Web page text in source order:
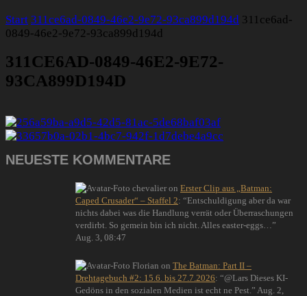
Start 311ce6ad-0849-46e2-9e72-93ca899d194d 311ce6ad-
0849-46e2-9e72-93ca899d194d
311CE6AD-0849-46E2-9E72-
93CA899D194D
NEUESTE KOMMENTARE
chevalier on Erster Clip aus „Batman:
Caped Crusader“ – Staffel 2: “Entschuldigung aber da war
nichts dabei was die Handlung verrät oder Überraschungen
verdirbt. So gemein bin ich nicht. Alles easter-eggs… ”
Aug. 3, 08:47
Florian on The Batman: Part II –
Drehtagebuch #2: 15.6. bis 27.7.2026: “@Lars Dieses KI-
Gedöns in den sozialen Medien ist echt ne Pest. ” Aug. 2,